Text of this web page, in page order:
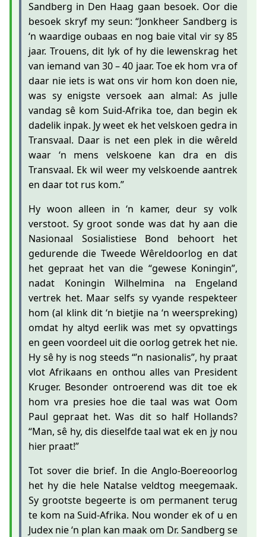
Sandberg in Den Haag gaan besoek. Oor die
besoek skryf my seun: “Jonkheer Sandberg is
‘n waardige oubaas en nog baie vital vir sy 85
jaar. Trouens, dit lyk of hy die lewenskrag het
van iemand van 30 – 40 jaar. Toe ek hom vra of
daar nie iets is wat ons vir hom kon doen nie,
was sy enigste versoek aan almal: As julle
vandag sê kom Suid-Afrika toe, dan begin ek
dadelik inpak. Jy weet ek het velskoen gedra in
Transvaal. Daar is net een plek in die wêreld
waar ‘n mens velskoene kan dra en dis
Transvaal. Ek wil weer my velskoende aantrek
en daar tot rus kom.”
Hy woon alleen in ‘n kamer, deur sy volk
verstoot. Sy groot sonde was dat hy aan die
Nasionaal Sosialistiese Bond behoort het
gedurende die Tweede Wêreldoorlog en dat
het gepraat het van die “gewese Koningin”,
nadat Koningin Wilhelmina na Engeland
vertrek het. Maar selfs sy vyande respekteer
hom (al klink dit ‘n bietjie na ‘n weerspreking)
omdat hy altyd eerlik was met sy opvattings
en geen voordeel uit die oorlog getrek het nie.
Hy sê hy is nog steeds “’n nasionalis”, hy praat
vlot Afrikaans en onthou alles van President
Kruger. Besonder ontroerend was dit toe ek
hom vra presies hoe die taal was wat Oom
Paul gepraat het. Was dit so half Hollands?
“Man, sê hy, dis dieselfde taal wat ek en jy nou
hier praat!”
Tot sover die brief. In die Anglo-Boereoorlog
het hy die hele Natalse veldtog meegemaak.
Sy grootste begeerte is om permanent terug
te kom na Suid-Afrika. Nou wonder ek of u en
Judex nie ‘n plan kan maak om Dr. Sandberg se